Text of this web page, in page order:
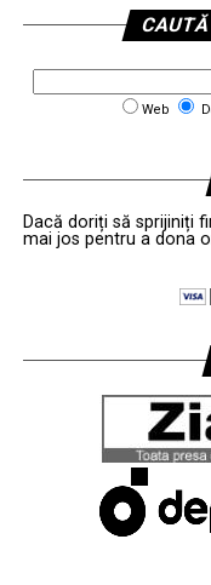
CAUTĂ
Web
Dacă doriți să sprijiniți
mai jos pentru a dona